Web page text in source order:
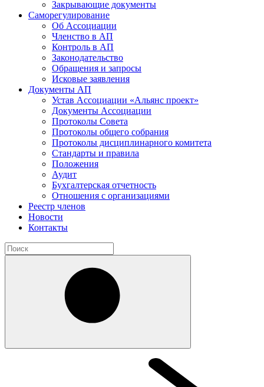
Закрывающие документы
Саморегулирование
Об Ассоциации
Членство в АП
Контроль в АП
Законодательство
Обращения и запросы
Исковые заявления
Документы АП
Устав Ассоциации «Альянс проект»
Документы Ассоциации
Протоколы Совета
Протоколы общего собрания
Протоколы дисциплинарного комитета
Стандарты и правила
Положения
Аудит
Бухгалтерская отчетность
Отношения с организациями
Реестр членов
Новости
Контакты